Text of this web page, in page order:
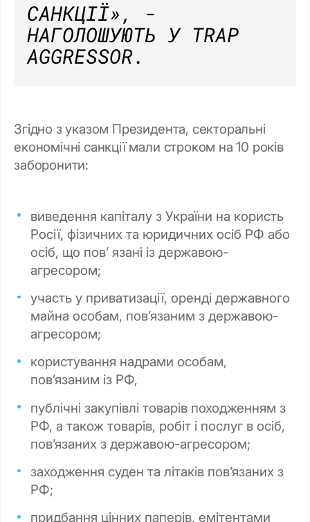
САНКЦІЇ», -
НАГОЛОШУЮТЬ У TRAP
AGGRESSOR.
Згідно з указом Президента, секторальні
економічні санкції мали строком на 10 років
заборонити:
виведення капіталу з України на користь
Росії, фізичних та юридичних осіб РФ або
осіб, що повʼ язані із державою-
агресором;
участь у приватизації, оренді державного
майна особам, пов’язаним з державою-
агресором;
користування надрами особам,
повʼязаним із РФ,
публічні закупівлі товарів походженням з
РФ, а також товарів, робіт і послуг в осіб,
повʼязаних з державою-агресором;
заходження суден та літаків пов’язаних з
РФ;
придбання цінних паперів, емітентами